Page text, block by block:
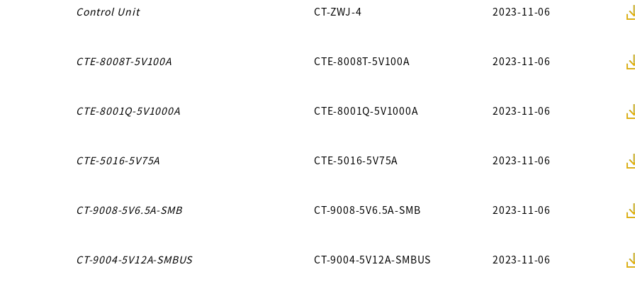
Control Unit CT-ZWJ-4 2023-11-06
CTE-8008T-5V100A CTE-8008T-5V100A 2023-11-06
CTE-8001Q-5V1000A CTE-8001Q-5V1000A 2023-11-06
CTE-5016-5V75A CTE-5016-5V75A 2023-11-06
CT-9008-5V6.5A-SMB CT-9008-5V6.5A-SMB 2023-11-06
CT-9004-5V12A-SMBUS CT-9004-5V12A-SMBUS 2023-11-06